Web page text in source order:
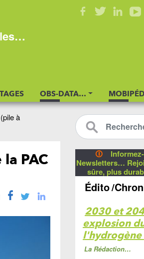
OBS-DATA…
à
PAC
🛈
Newsletters…
sûre, plus
Édito/
2030 et
explosion
l'hydrogène
La Rédaction…